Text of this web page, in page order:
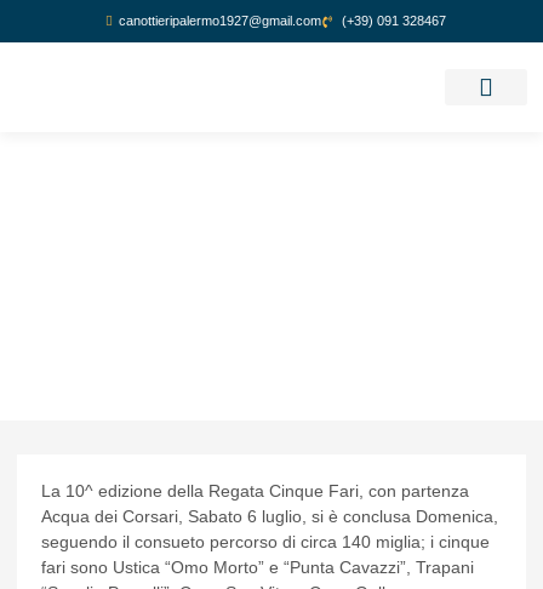
canottieripalermo1927@gmail.com (+39) 091 328467
La 10^ edizione della Regata Cinque Fari, con partenza
Acqua dei Corsari, Sabato 6 luglio, si è conclusa Domenica,
seguendo il consueto percorso di circa 140 miglia; i cinque
fari sono Ustica “Omo Morto” e “Punta Cavazzi”, Trapani